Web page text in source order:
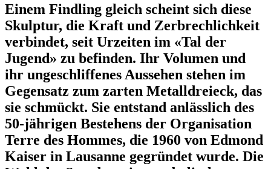
Einem Findling gleich scheint sich diese
Skulptur, die Kraft und Zerbrechlichkeit
verbindet, seit Urzeiten im «Tal der
Jugend» zu befinden. Ihr Volumen und
ihr ungeschliffenes Aussehen stehen im
Gegensatz zum zarten Metalldreieck, das
sie schmückt. Sie entstand anlässlich des
50-jährigen Bestehens der Organisation
Terre des Hommes, die 1960 von Edmond
Kaiser in Lausanne gegründet wurde. Die